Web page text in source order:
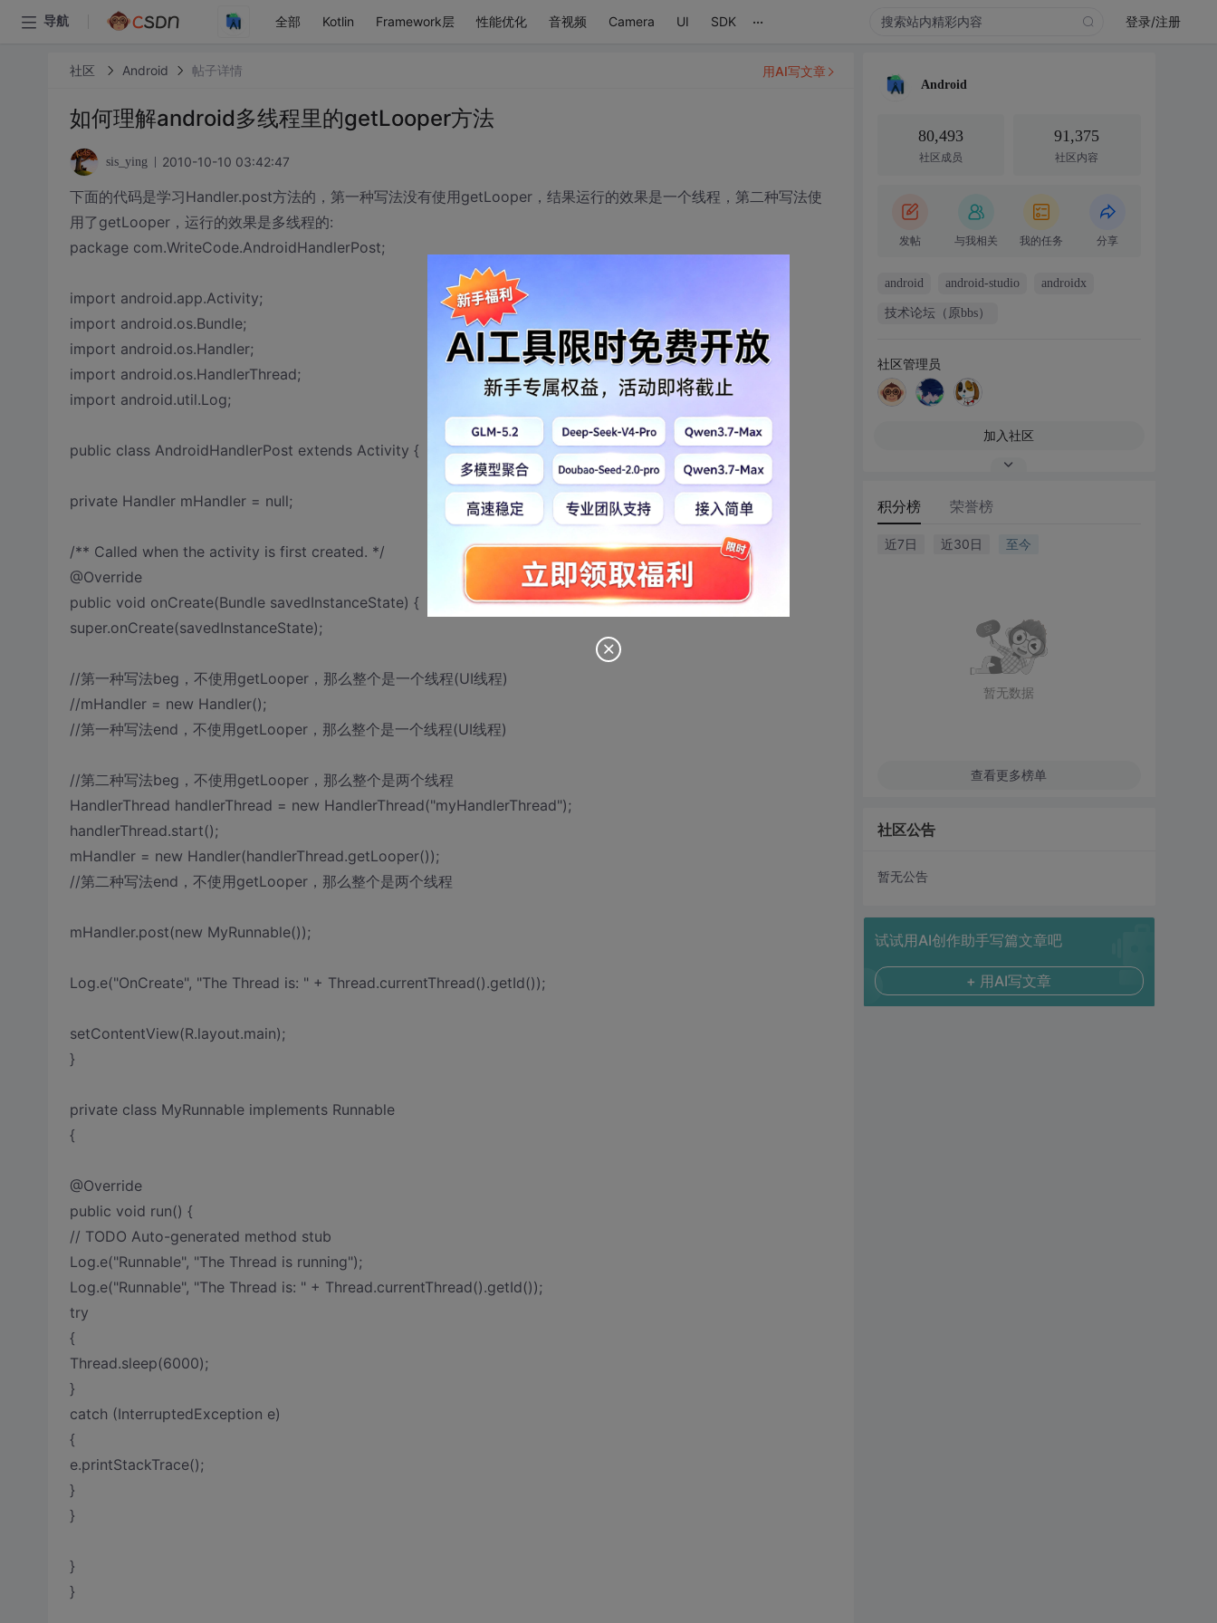
导航 全部 Kotlin Framework层 性能优化 音视频 Camera UI SDK ... 登录/注册
社区 Android 帖子详情
如何理解android多线程里的getLooper方法
sis_ying 2010-10-10 03:42:47
下面的代码是学习Handler.post方法的，第一种写法没有使用getLooper，结果运行的效果是一个线程，第二种写法使
用了getLooper，运行的效果是多线程的:
package com.WriteCode.AndroidHandlerPost;
import android.app.Activity;
import android.os.Bundle;
import android.os.Handler;
import android.os.HandlerThread;
import android.util.Log;
public class AndroidHandlerPost extends Activity {
private Handler mHandler = null;
/** Called when the activity is first created. */
@Override
public void onCreate(Bundle savedInstanceState) {
super.onCreate(savedInstanceState);
//第一种写法beg，不使用getLooper，那么整个是一个线程(UI线程)
//mHandler = new Handler();
//第一种写法end，不使用getLooper，那么整个是一个线程(UI线程)
//第二种写法beg，不使用getLooper，那么整个是两个线程
HandlerThread handlerThread = new HandlerThread("myHandlerThread");
handlerThread.start();
mHandler = new Handler(handlerThread.getLooper());
//第二种写法end，不使用getLooper，那么整个是两个线程
mHandler.post(new MyRunnable());
Log.e("OnCreate", "The Thread is: " + Thread.currentThread().getId());
setContentView(R.layout.main);
}
private class MyRunnable implements Runnable
{
@Override
public void run() {
// TODO Auto-generated method stub
Log.e("Runnable", "The Thread is running");
Log.e("Runnable", "The Thread is: " + Thread.currentThread().getId());
try
{
Thread.sleep(6000);
}
catch (InterruptedException e)
{
e.printStackTrace();
}
}
}
}
用AI写文章
Android
80,493
社区成员
91,375
社区内容
发帖 与我相关 我的任务 分享
android android-studio androidx
技术论坛（原bbs）
社区管理员
加入社区
积分榜 荣誉榜
近7日 近30日 至今
暂无数据
查看更多榜单
社区公告
暂无公告
试试用AI创作助手写篇文章吧
+ 用AI写文章